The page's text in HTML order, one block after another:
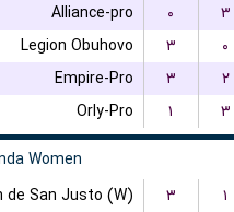
Alliance-pro
۰ ۳
Legion Obuhovo
۳ ۰
Empire-Pro
۳ ۲
Orly-Pro
۱ ۳
Women
de San Justo (W)
۳ ۱